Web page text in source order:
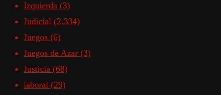
Izquierda (3)
Judicial (2.334)
Juegos (6)
Juegos de Azar (3)
Justicia (68)
laboral (29)